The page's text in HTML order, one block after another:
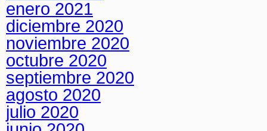
enero 2021
diciembre 2020
noviembre 2020
octubre 2020
septiembre 2020
agosto 2020
julio 2020